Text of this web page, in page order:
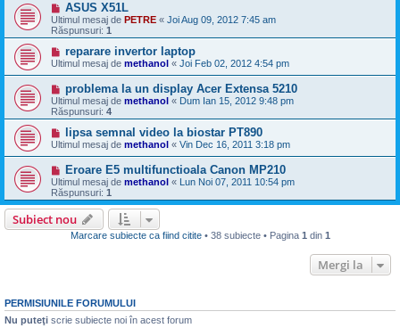
ASUS X51L
Ultimul mesaj de PETRE « Joi Aug 09, 2012 7:45 am
Răspunsuri: 1
reparare invertor laptop
Ultimul mesaj de methanol « Joi Feb 02, 2012 4:54 pm
problema la un display Acer Extensa 5210
Ultimul mesaj de methanol « Dum Ian 15, 2012 9:48 pm
Răspunsuri: 4
lipsa semnal video la biostar PT890
Ultimul mesaj de methanol « Vin Dec 16, 2011 3:18 pm
Eroare E5 multifunctioala Canon MP210
Ultimul mesaj de methanol « Lun Noi 07, 2011 10:54 pm
Răspunsuri: 1
Subiect nou
Marcare subiecte ca fiind citite• 38 subiecte • Pagina 1 din 1
Mergi la
PERMISIUNILE FORUMULUI
Nu puteţi scrie subiecte noi în acest forum